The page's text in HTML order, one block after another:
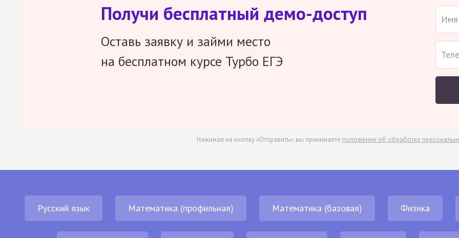
Получи бесплатный демо-доступ
Оставь заявку и займи место
на бесплатном курсе Турбо ЕГЭ
Нажимая на кнопку «Отправить», вы принимаете положение об обработке
Русский язык Математика (профильная) Математика (базовая) Физика